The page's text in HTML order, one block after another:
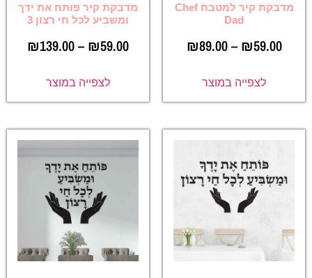
מדבקת קיר למטבח Chef
Dad
₪59.00
–
₪89.00
לצפייה במוצר
מדבקת קיר פותח את ידך
ומשביע לכל חי רצון 3
₪59.00
–
₪139.00
לצפייה במוצר